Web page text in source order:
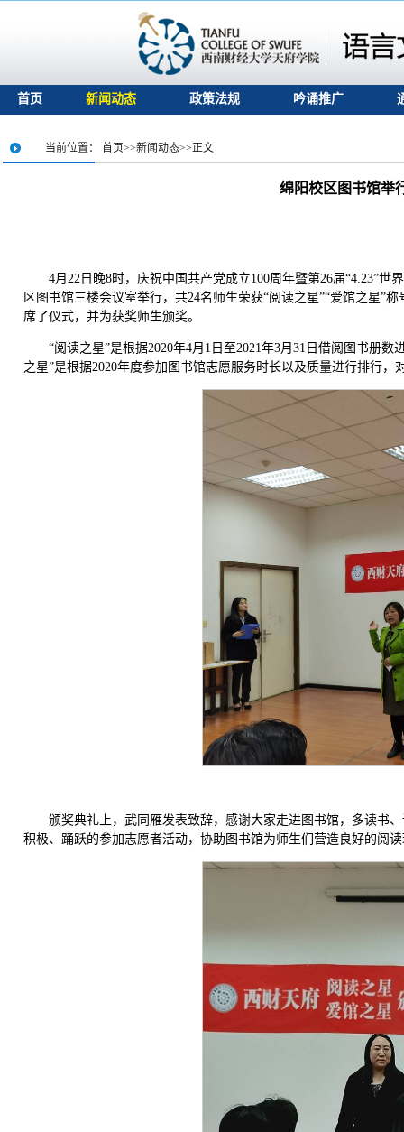
首页 新闻动态 政策法规 吟诵推广
当前位置： 首页>>新闻动态>>正文
绵阳校区图书馆举
4月22日晚8时，庆祝中国共产党成立100周年暨第26届“4.23”
区图书馆三楼会议室举行，共24名师生荣获“阅读之星”“爱馆之星”
席了仪式，并为获奖师生颁奖。
“阅读之星”是根据2020年4月1日至2021年3月31日借阅图书册
之星”是根据2020年度参加图书馆志愿服务时长以及质量进行排行，
颁奖典礼上，武同雁发表致辞，感谢大家走进图书馆，多读书
积极、踊跃的参加志愿者活动，协助图书馆为师生们营造良好的阅